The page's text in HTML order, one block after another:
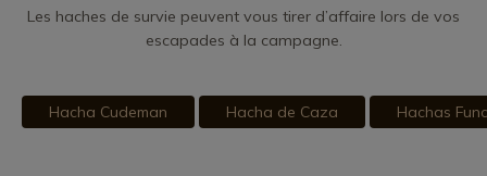
Les haches de survie peuvent vous tirer d’affaire lors de vos
escapades à la campagne.
Hacha Cudeman Hacha de Caza Hachas